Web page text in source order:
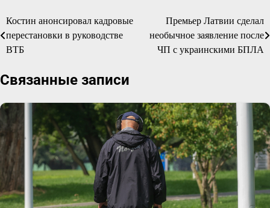
Навигация
по
Костин анонсировал кадровые
перестановки в руководстве
ВТБ
Премьер Латвии сделал
необычное заявление после
ЧП с украинскими БПЛА
Связанные записи